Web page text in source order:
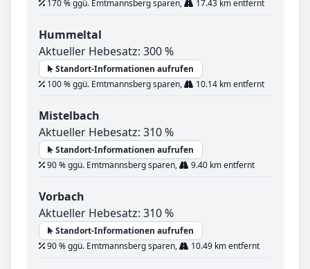
170 % ggü. Emtmannsberg sparen,
17.43 km entfernt
Hummeltal
Aktueller Hebesatz: 300 %
Standort-Informationen aufrufen
100 % ggü. Emtmannsberg sparen,
10.14 km entfernt
Mistelbach
Aktueller Hebesatz: 310 %
Standort-Informationen aufrufen
90 % ggü. Emtmannsberg sparen,
9.40 km entfernt
Vorbach
Aktueller Hebesatz: 310 %
Standort-Informationen aufrufen
90 % ggü. Emtmannsberg sparen,
10.49 km entfernt